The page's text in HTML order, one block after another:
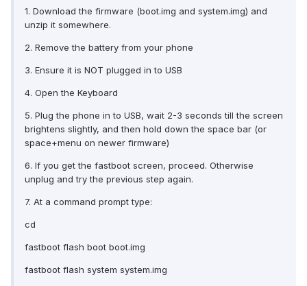
1. Download the firmware (boot.img and system.img) and
unzip it somewhere.
2. Remove the battery from your phone
3. Ensure it is NOT plugged in to USB
4. Open the Keyboard
5. Plug the phone in to USB, wait 2-3 seconds till the screen
brightens slightly, and then hold down the space bar (or
space+menu on newer firmware)
6. If you get the fastboot screen, proceed. Otherwise
unplug and try the previous step again.
7. At a command prompt type:
cd
fastboot flash boot boot.img
fastboot flash system system.img